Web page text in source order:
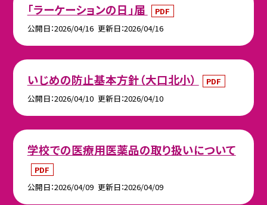
「ラーケーションの日」届
PDF
公開日 2026/04/16 更新日 2026/04/16
いじめの防止基本方針（大口北小）
PDF
公開日 2026/04/10 更新日 2026/04/10
学校での医療用医薬品の取り扱いについて
PDF
公開日 2026/04/09 更新日 2026/04/09